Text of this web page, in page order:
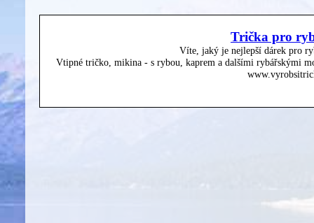
Trička pro
Víte, jaký je nejlepší dárek pro
Vtipné tričko, mikina - s rybou, kaprem a dalšími rybářskými